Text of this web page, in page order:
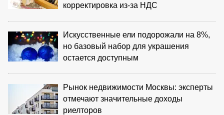
корректировка из‑за НДС
Искусственные ели подорожали на 8%,
но базовый набор для украшения
остается доступным
Рынок недвижимости Москвы: эксперты
отмечают значительные доходы
риелторов